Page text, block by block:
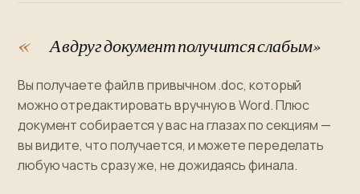
А вдруг документ получится слабым»
Вы получаете файл в привычном .doc, который
можно отредактировать вручную в Word. Плюс
документ собирается у вас на глазах по секциям —
вы видите, что получается, и можете переделать
любую часть сразу же, не дожидаясь финала.